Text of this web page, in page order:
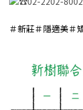
＃新莊＃隱適美＃